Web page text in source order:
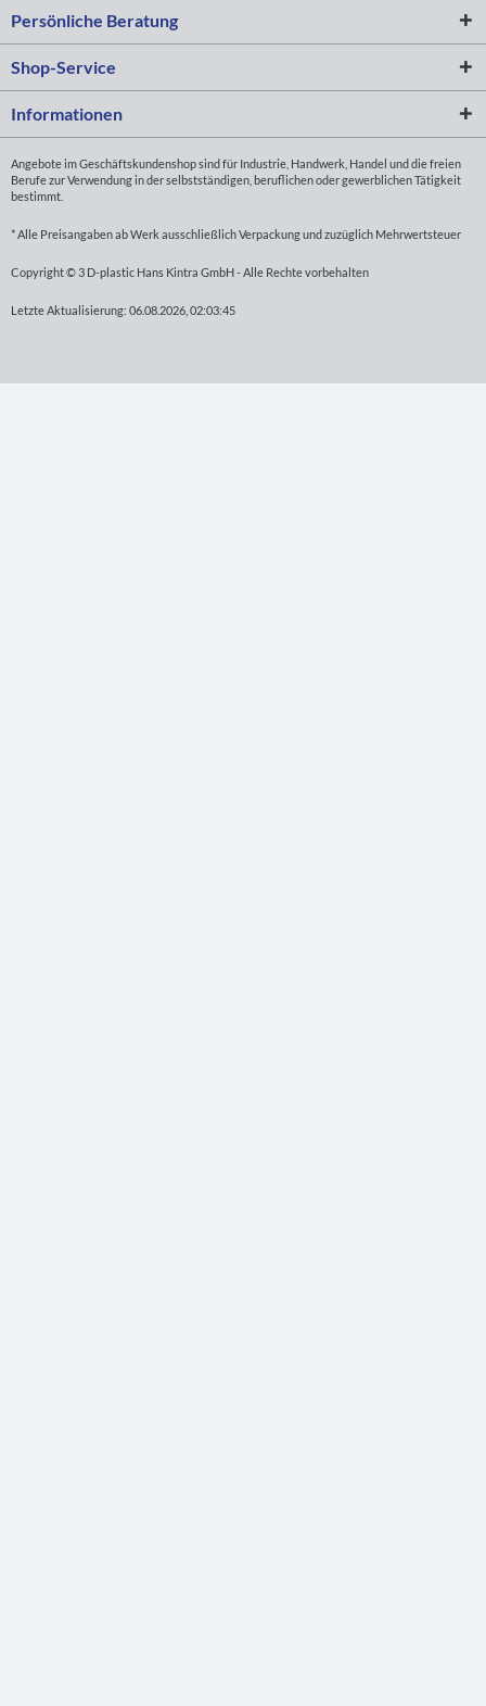
Persönliche Beratung
Shop-Service
Informationen
Angebote im Geschäftskundenshop sind für Industrie, Handwerk, Handel und die freien
Berufe zur Verwendung in der selbstständigen, beruflichen oder gewerblichen Tätigkeit
bestimmt.
* Alle Preisangaben ab Werk ausschließlich Verpackung und zuzüglich Mehrwertsteuer
Copyright © 3 D-plastic Hans Kintra GmbH - Alle Rechte vorbehalten
Letzte Aktualisierung: 06.08.2026, 02:03:45